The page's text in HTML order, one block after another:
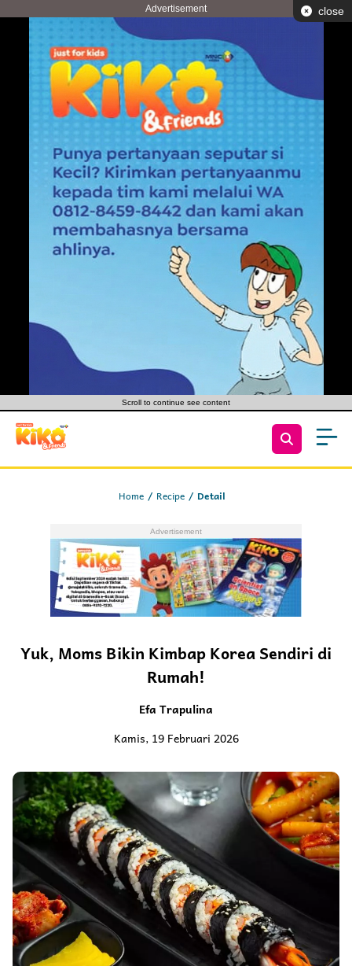
Advertisement close
Scroll to continue see content
Home Recipe Detail
Yuk, Moms Bikin Kimbap Korea Sendiri di
Rumah!
Efa Trapulina
Kamis, 19 Februari 2026